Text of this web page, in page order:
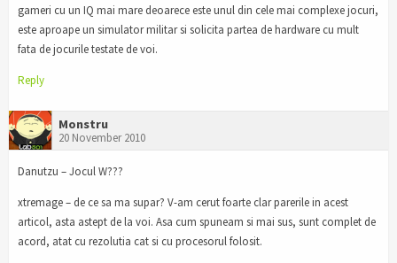
gameri cu un IQ mai mare deoarece este unul din cele mai complexe jocuri,
este aproape un simulator militar si solicita partea de hardware cu mult
fata de jocurile testate de voi.
Reply
Monstru
20 November 2010
Danutzu – Jocul W???
xtremage – de ce sa ma supar? V-am cerut foarte clar parerile in acest
articol, asta astept de la voi. Asa cum spuneam si mai sus, sunt complet de
acord, atat cu rezolutia cat si cu procesorul folosit.